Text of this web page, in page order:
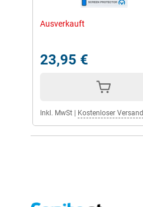
Ausverkauft
23,95 €
Inkl. MwSt Kostenloser Versand